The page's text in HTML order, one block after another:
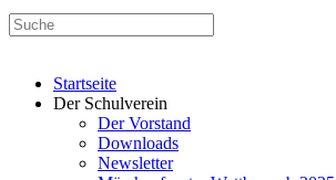
Startseite
Der Schulverein
Der Vorstand
Downloads
Newsletter